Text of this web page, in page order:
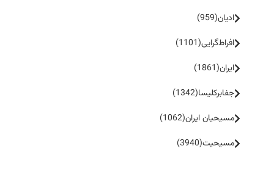
ادیان(959)
افراط‌گرایی(1101)
ایران(1861)
جفا‌بر‌کلیسا(1342)
مسیحیان ایران(1062)
مسیحیت(3940)